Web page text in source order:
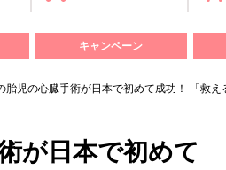
キャンペーン
児の心臓手術が日本で初めて成功！ 「救
が日本で初めて